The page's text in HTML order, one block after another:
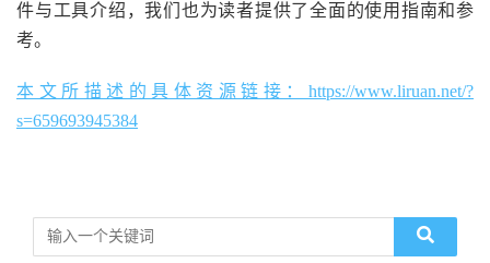
件与工具介绍，我们也为读者提供了全面的使用指南和参
考。
本文所描述的具体资源链接：https://www.liruan.net/?
s=659693945384